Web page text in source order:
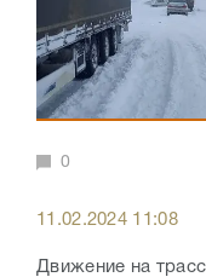
0
11.02.2024 11:08
Движение на